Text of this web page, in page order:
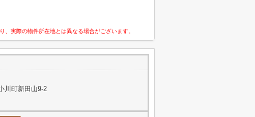
実際の物件所在地とは異なる場合がございます。
川町新田山9-2